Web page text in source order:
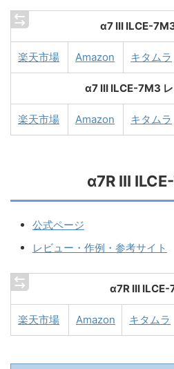
α7 III ILCE-
楽天市場 Amazon キタムラ
α7 III ILCE-7M3
楽天市場 Amazon キタムラ
α7R III
公式ページ
レビュー・作例・参考サイト
α7R III ILCE-
楽天市場 Amazon キタムラ